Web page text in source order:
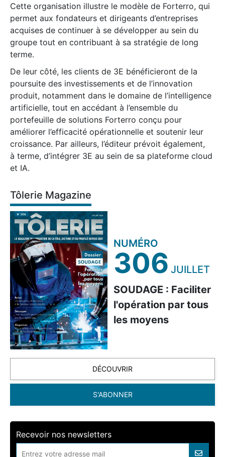
Cette organisation illustre le modèle de Forterro, qui
permet aux fondateurs et dirigeants d’entreprises
acquises de continuer à se développer au sein du
groupe tout en contribuant à sa stratégie de long
terme.
De leur côté, les clients de 3E bénéficieront de la
poursuite des investissements et de l’innovation
produit, notamment dans le domaine de l’intelligence
artificielle, tout en accédant à l’ensemble du
portefeuille de solutions Forterro conçu pour
améliorer l’efficacité opérationnelle et soutenir leur
croissance. Par ailleurs, l’éditeur prévoit également,
à terme, d’intégrer 3E au sein de sa plateforme cloud
et IA.
Tôlerie Magazine
NUMÉRO
306 JUILLET
SOUDAGE : Faciliter
l'opération par tous
les moyens
DÉCOUVRIR
S'ABONNER
Recevoir nos newsletters